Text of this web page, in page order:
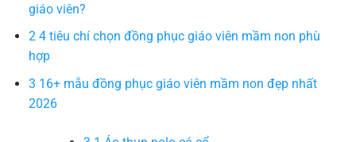
giáo viên?
24 tiêu chí chọn đồng phục giáo viên mầm non phù
hợp
3 16+ mẫu đồng phục giáo viên mầm non đẹp nhất
2026